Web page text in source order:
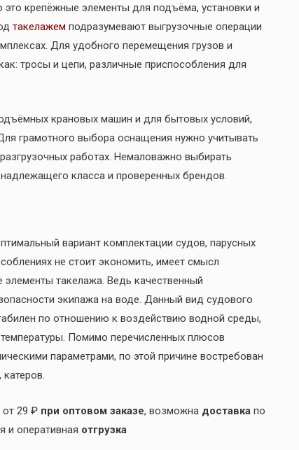
это крепёжные элементы для подъёма, установки и
такелажем подразумевают выгрузочные операции
Для удобного перемещения грузов и
тросы и цепи, различные приспособления для
крановых машин и для бытовых условий,
грамотного выбора оснащения нужно учитывать
работах. Немаловажно выбирать
класса и проверенных брендов.
вариант комплектации судов, парусных
не стоит экономить, имеет смысл
такелажа. Ведь качественный
экипажа на воде. Данный вид судового
по отношению к воздействию водной среды,
Помимо перечисленных плюсов
параметрами, по этой причине востребован
от 29 ₽ при оптовом заказе, возможна доставка по
и оперативная отгрузка